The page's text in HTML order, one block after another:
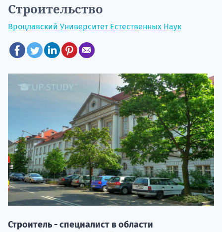
Строительство
Вроцлавский Университет Естественных Наук
Строитель - специалист в области